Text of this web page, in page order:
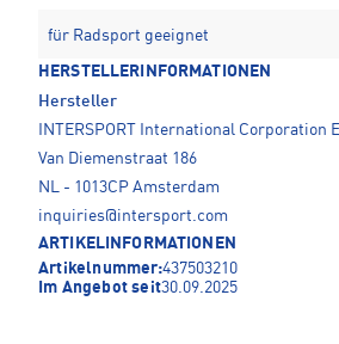
für Radsport geeignet
HERSTELLERINFORMATIONEN
Hersteller
INTERSPORT International Corporation
Van Diemenstraat 186
NL - 1013CP Amsterdam
inquiries@intersport.com
ARTIKELINFORMATIONEN
Artikelnummer:437503210
Im Angebot seit30.09.2025